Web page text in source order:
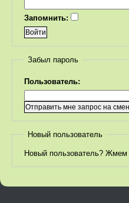
Запомнить:
Забыл пароль
Пользователь:
Новый пользователь
Новый пользователь? Жмем